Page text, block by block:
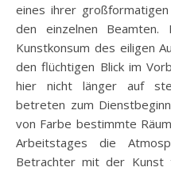
eines ihrer
den einzelnen
Kunstkonsum des eiligen
den flüchtigen Blick im
hier nicht länger auf
betreten zum
von Farbe bestimmte
Arbeitstages die
Betrachter mit der